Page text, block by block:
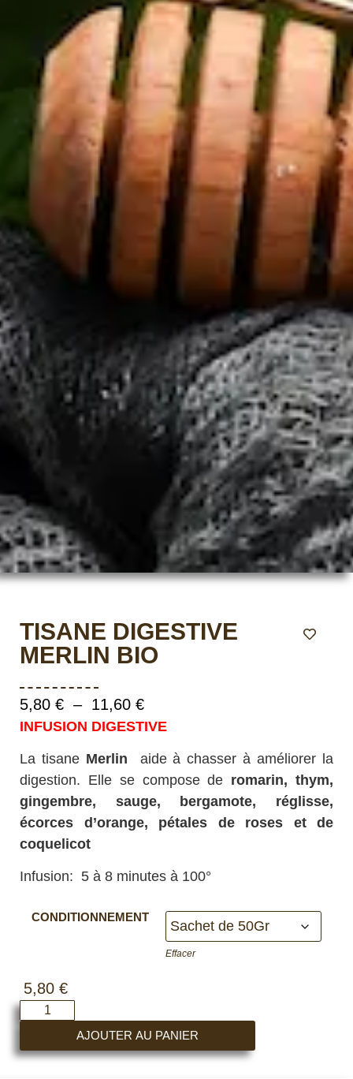
TISANE DIGESTIVE
MERLIN BIO
5,80 € – 11,60 €
INFUSION DIGESTIVE
La tisaneMerlin aide à chasser à améliorer la
digestion. Elle se compose de romarin, thym,
gingembre, sauge, bergamote, réglisse,
écorces d’orange, pétales de roses et de
coquelicot
Infusion: 5 à 8 minutes à 100°
CONDITIONNEMENT
Effacer
5,80 €
AJOUTER AU PANIER